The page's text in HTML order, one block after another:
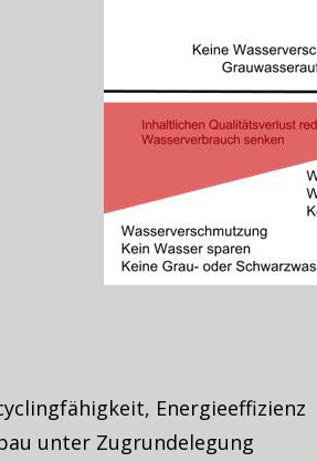
Energieeffizienz
unter Zugrundelegung